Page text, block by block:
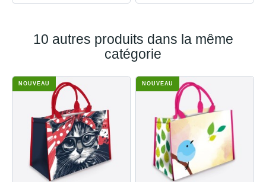
10 autres produits dans la même
catégorie
NOUVEAU NOUVEAU